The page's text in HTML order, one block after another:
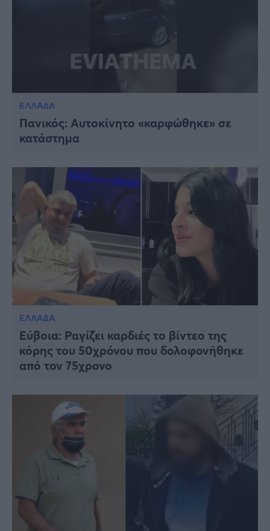
ΕΛΛΑΔΑ
Πανικός: Αυτοκίνητο «καρφώθηκε» σε
κατάστημα
ΕΛΛΑΔΑ
Εύβοια: Ραγίζει καρδιές το βίντεο της
κόρης του 50χρόνου που δολοφονήθηκε
από τον 75χρονο